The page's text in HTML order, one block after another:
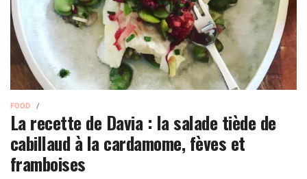
FOOD
La recette de Davia : la salade tiède de
cabillaud à la cardamome, fèves et
framboises